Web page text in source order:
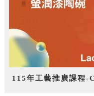
115年工藝推廣課程